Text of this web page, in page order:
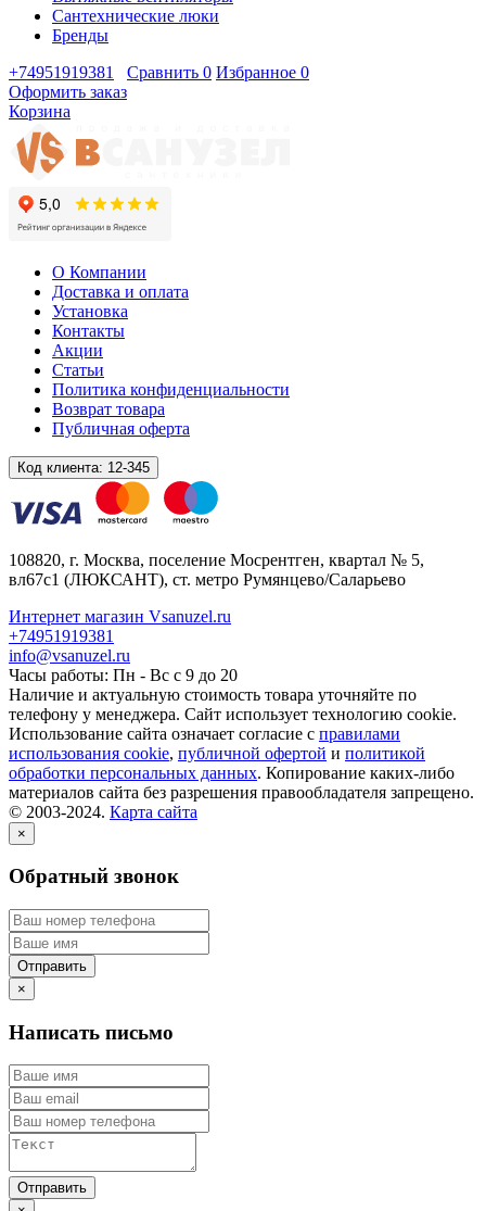
Сантехнические люки
Бренды
+74951919381
Сравнить 0 Избранное 0
Оформить заказ
Корзина
О Компании
Доставка и оплата
Установка
Контакты
Акции
Статьи
Политика конфиденциальности
Возврат товара
Публичная оферта
Код клиента: 12-345
108820, г. Москва, поселение Мосрентген, квартал № 5,
вл67с1 (ЛЮКСАНТ), ст. метро Румянцево/Саларьево
Интернет магазин Vsanuzel.ru
+74951919381
info@vsanuzel.ru
Часы работы: Пн - Вс с 9 до 20
Наличие и актуальную стоимость товара уточняйте по
телефону у менеджера. Сайт использует технологию cookie.
Использование сайта означает согласие с правилами
использования cookie, публичной офертой и политикой
обработки персональных данных. Копирование каких-либо
материалов сайта без разрешения правообладателя запрещено.
© 2003-2024. Карта сайта
×
Обратный звонок
×
Написать письмо